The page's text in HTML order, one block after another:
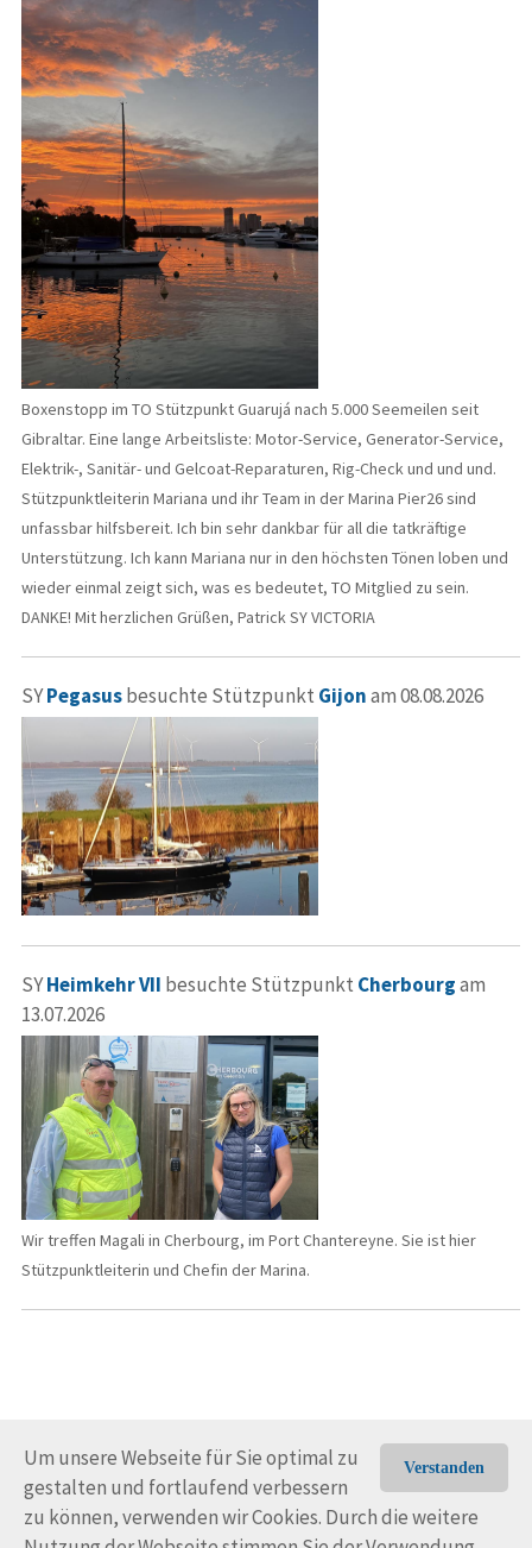
Verstanden
Um unsere Webseite für Sie optimal zu
gestalten und fortlaufend verbessern
zu können, verwenden wir Cookies. Durch die weitere
Boxenstopp im TO Stützpunkt Guarujá nach 5.000 Seemeilen seit
Gibraltar. Eine lange Arbeitsliste: Motor-Service, Generator-Service,
Elektrik-, Sanitär- und Gelcoat-Reparaturen, Rig-Check und und und.
Stützpunktleiterin Mariana und ihr Team in der Marina Pier26 sind
unfassbar hilfsbereit. Ich bin sehr dankbar für all die tatkräftige
Unterstützung. Ich kann Mariana nur in den höchsten Tönen loben und
wieder einmal zeigt sich, was es bedeutet, TO Mitglied zu sein.
DANKE! Mit herzlichen Grüßen, Patrick SY VICTORIA
SYPegasusbesuchte Stützpunkt Gijonam 08.08.2026
SYHeimkehr VII besuchte Stützpunkt Cherbourgam
13.07.2026
Wir treffen Magali in Cherbourg, im Port Chantereyne. Sie ist hier
Stützpunktleiterin und Chefin der Marina.
© Trans-Ocean e.V. 2010-2026 Impressum
Nutzungsbedingungen
Rechtliche Hinweise